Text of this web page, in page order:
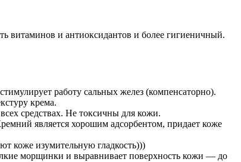
витаминов и антиоксидантов и более гигиеничный.
работу сальных желез (компенсаторно).
крема.
средствах. Не токсичны для кожи.
является хорошим адсорбентом, придает коже
коже изумительную гладкость)))
морщинки и выравнивает поверхность кожи — до